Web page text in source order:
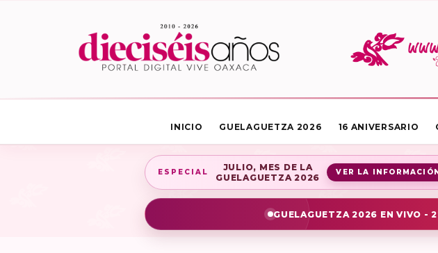
INICIO GUELAGUETZA 2026 16 ANIVERSARIO
ESPECIAL
JULIO, MES DE LA
GUELAGUETZA 2026
VER LA
GUELAGUETZA 2026 EN VIVO -